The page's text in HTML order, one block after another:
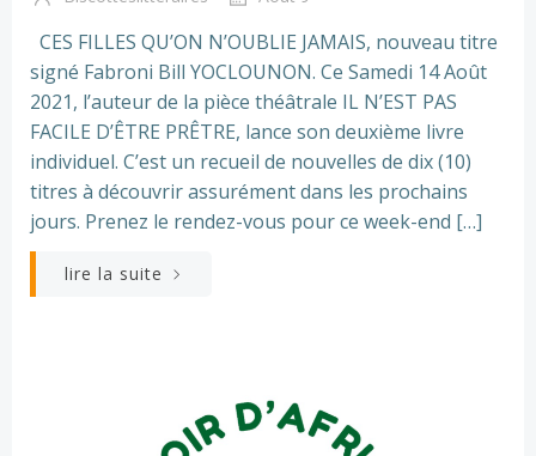
CES FILLES QU’ON N’OUBLIE JAMAIS, nouveau titre
signé Fabroni Bill YOCLOUNON. Ce Samedi 14 Août
2021, l’auteur de la pièce théâtrale IL N’EST PAS
FACILE D’ÊTRE PRÊTRE, lance son deuxième livre
individuel. C’est un recueil de nouvelles de dix (10)
titres à découvrir assurément dans les prochains
jours. Prenez le rendez-vous pour ce week-end […]
lire la suite